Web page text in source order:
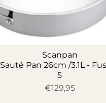
Scanpan
Sauté Pan 26cm /3.1L -
5
€129,95